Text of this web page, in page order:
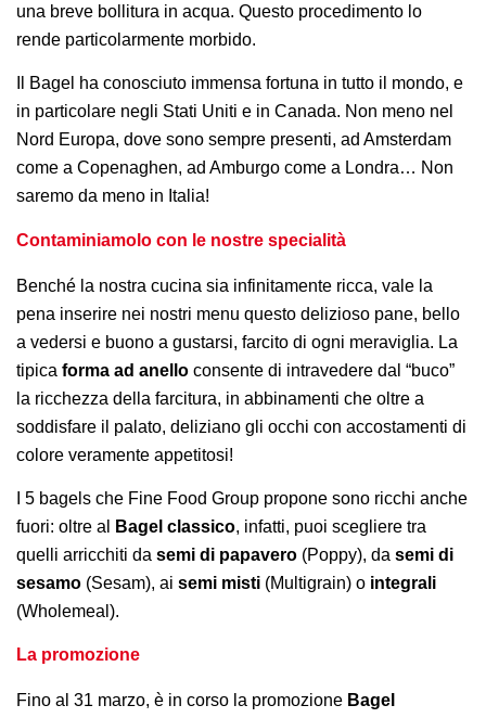
una breve bollitura in acqua. Questo procedimento lo
rende particolarmente morbido.
Il Bagel ha conosciuto immensa fortuna in tutto il mondo, e
in particolare negli Stati Uniti e in Canada. Non meno nel
Nord Europa, dove sono sempre presenti, ad Amsterdam
come a Copenaghen, ad Amburgo come a Londra… Non
saremo da meno in Italia!
Contaminiamolo con le nostre specialità
Benché la nostra cucina sia infinitamente ricca, vale la
pena inserire nei nostri menu questo delizioso pane, bello
a vedersi e buono a gustarsi, farcito di ogni meraviglia. La
tipica forma ad anello consente di intravedere dal “buco”
la ricchezza della farcitura, in abbinamenti che oltre a
soddisfare il palato, deliziano gli occhi con accostamenti di
colore veramente appetitosi!
I 5 bagels che Fine Food Group propone sono ricchi anche
fuori: oltre al
Bagel classico, infatti, puoi scegliere tra
quelli arricchiti da semi di papavero (Poppy), da semi di
sesamo (Sesam), ai semi misti (Multigrain) o integrali
(Wholemeal).
La promozione
Fino al 31 marzo, è in corso la promozione Bagel